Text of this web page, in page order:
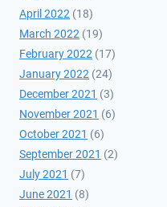
April 2022 (18)
March 2022 (19)
February 2022 (17)
January 2022 (24)
December 2021 (3)
November 2021 (6)
October 2021 (6)
September 2021 (2)
July 2021 (7)
June 2021 (8)